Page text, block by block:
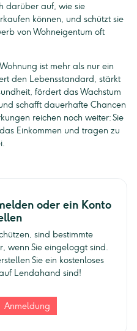
darüber auf, wie sie
können, und schützt sie
von Wohneigentum oft
ist mehr als nur ein
den Lebensstandard, stärkt
fördert das Wachstum
schafft dauerhafte Chancen
reichen noch weiter: Sie
Einkommen und tragen zu
oder ein Konto
sind bestimmte
wenn Sie eingeloggt sind.
Sie ein kostenloses
Lendahand sind!
Anmeldung